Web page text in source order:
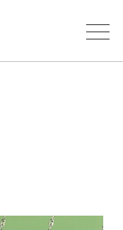
ショッ